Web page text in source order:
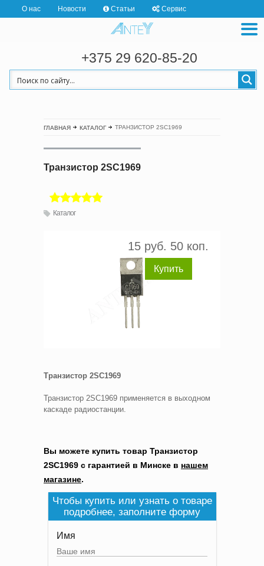
О нас Новости Статьи Сервис
+375 29 620-85-20
ГЛАВНАЯ КАТАЛОГ ТРАНЗИСТОР 2SC1969
Транзистор 2SC1969
Каталог
15 руб. 50 коп.
Купить
Транзистор 2SC1969
Транзистор 2SC1969 применяется в выходном
каскаде радиостанции.
Вы можете купить товар Транзистор
2SC1969 с гарантией в Минске в нашем
магазине.
Чтобы купить или узнать о товаре
подробнее, заполните форму
Имя